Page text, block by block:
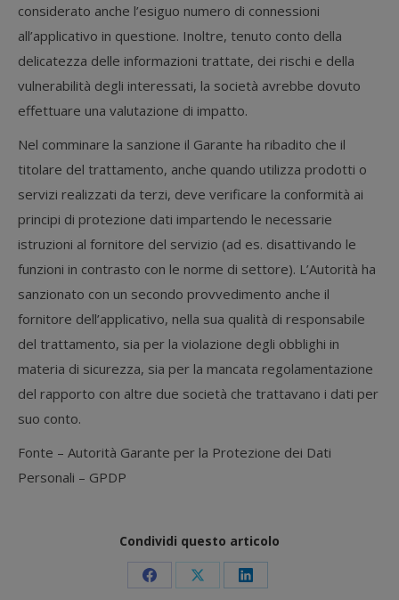
considerato anche l’esiguo numero di connessioni
all’applicativo in questione. Inoltre, tenuto conto della
delicatezza delle informazioni trattate, dei rischi e della
vulnerabilità degli interessati, la società avrebbe dovuto
effettuare una valutazione di impatto.
Nel comminare la sanzione il Garante ha ribadito che il
titolare del trattamento, anche quando utilizza prodotti o
servizi realizzati da terzi, deve verificare la conformità ai
principi di protezione dati impartendo le necessarie
istruzioni al fornitore del servizio (ad es. disattivando le
funzioni in contrasto con le norme di settore). L’Autorità ha
sanzionato con un secondo provvedimento anche il
fornitore dell’applicativo, nella sua qualità di responsabile
del trattamento, sia per la violazione degli obblighi in
materia di sicurezza, sia per la mancata regolamentazione
del rapporto con altre due società che trattavano i dati per
suo conto.
Fonte – Autorità Garante per la Protezione dei Dati
Personali – GPDP
Condividi questo articolo
CondividiCondividiCondividi